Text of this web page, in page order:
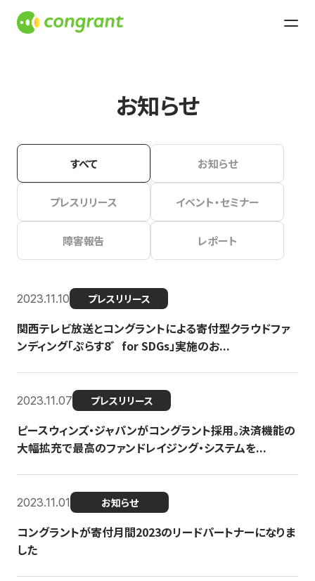
お知らせ
すべて お知らせ
プレスリリース イベント・セミナー
障害報告 レポート
2023.11.10 プレスリリース
関西テレビ放送とコングラントによる寄付型クラウドファ
ンディング「ぷらす8゛for SDGs」実施のお...
2023.11.07 プレスリリース
ピースウィンズ・ジャパンがコングラント採用。決済機能の
大幅拡充で最高のファンドレイジング・システムを...
2023.11.01 お知らせ
コングラントが寄付月間2023のリードパートナーになりま
した